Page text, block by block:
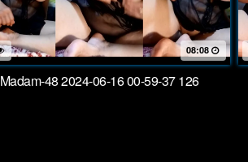
08:08
Madam-48 2024-06-16 00-59-37 126